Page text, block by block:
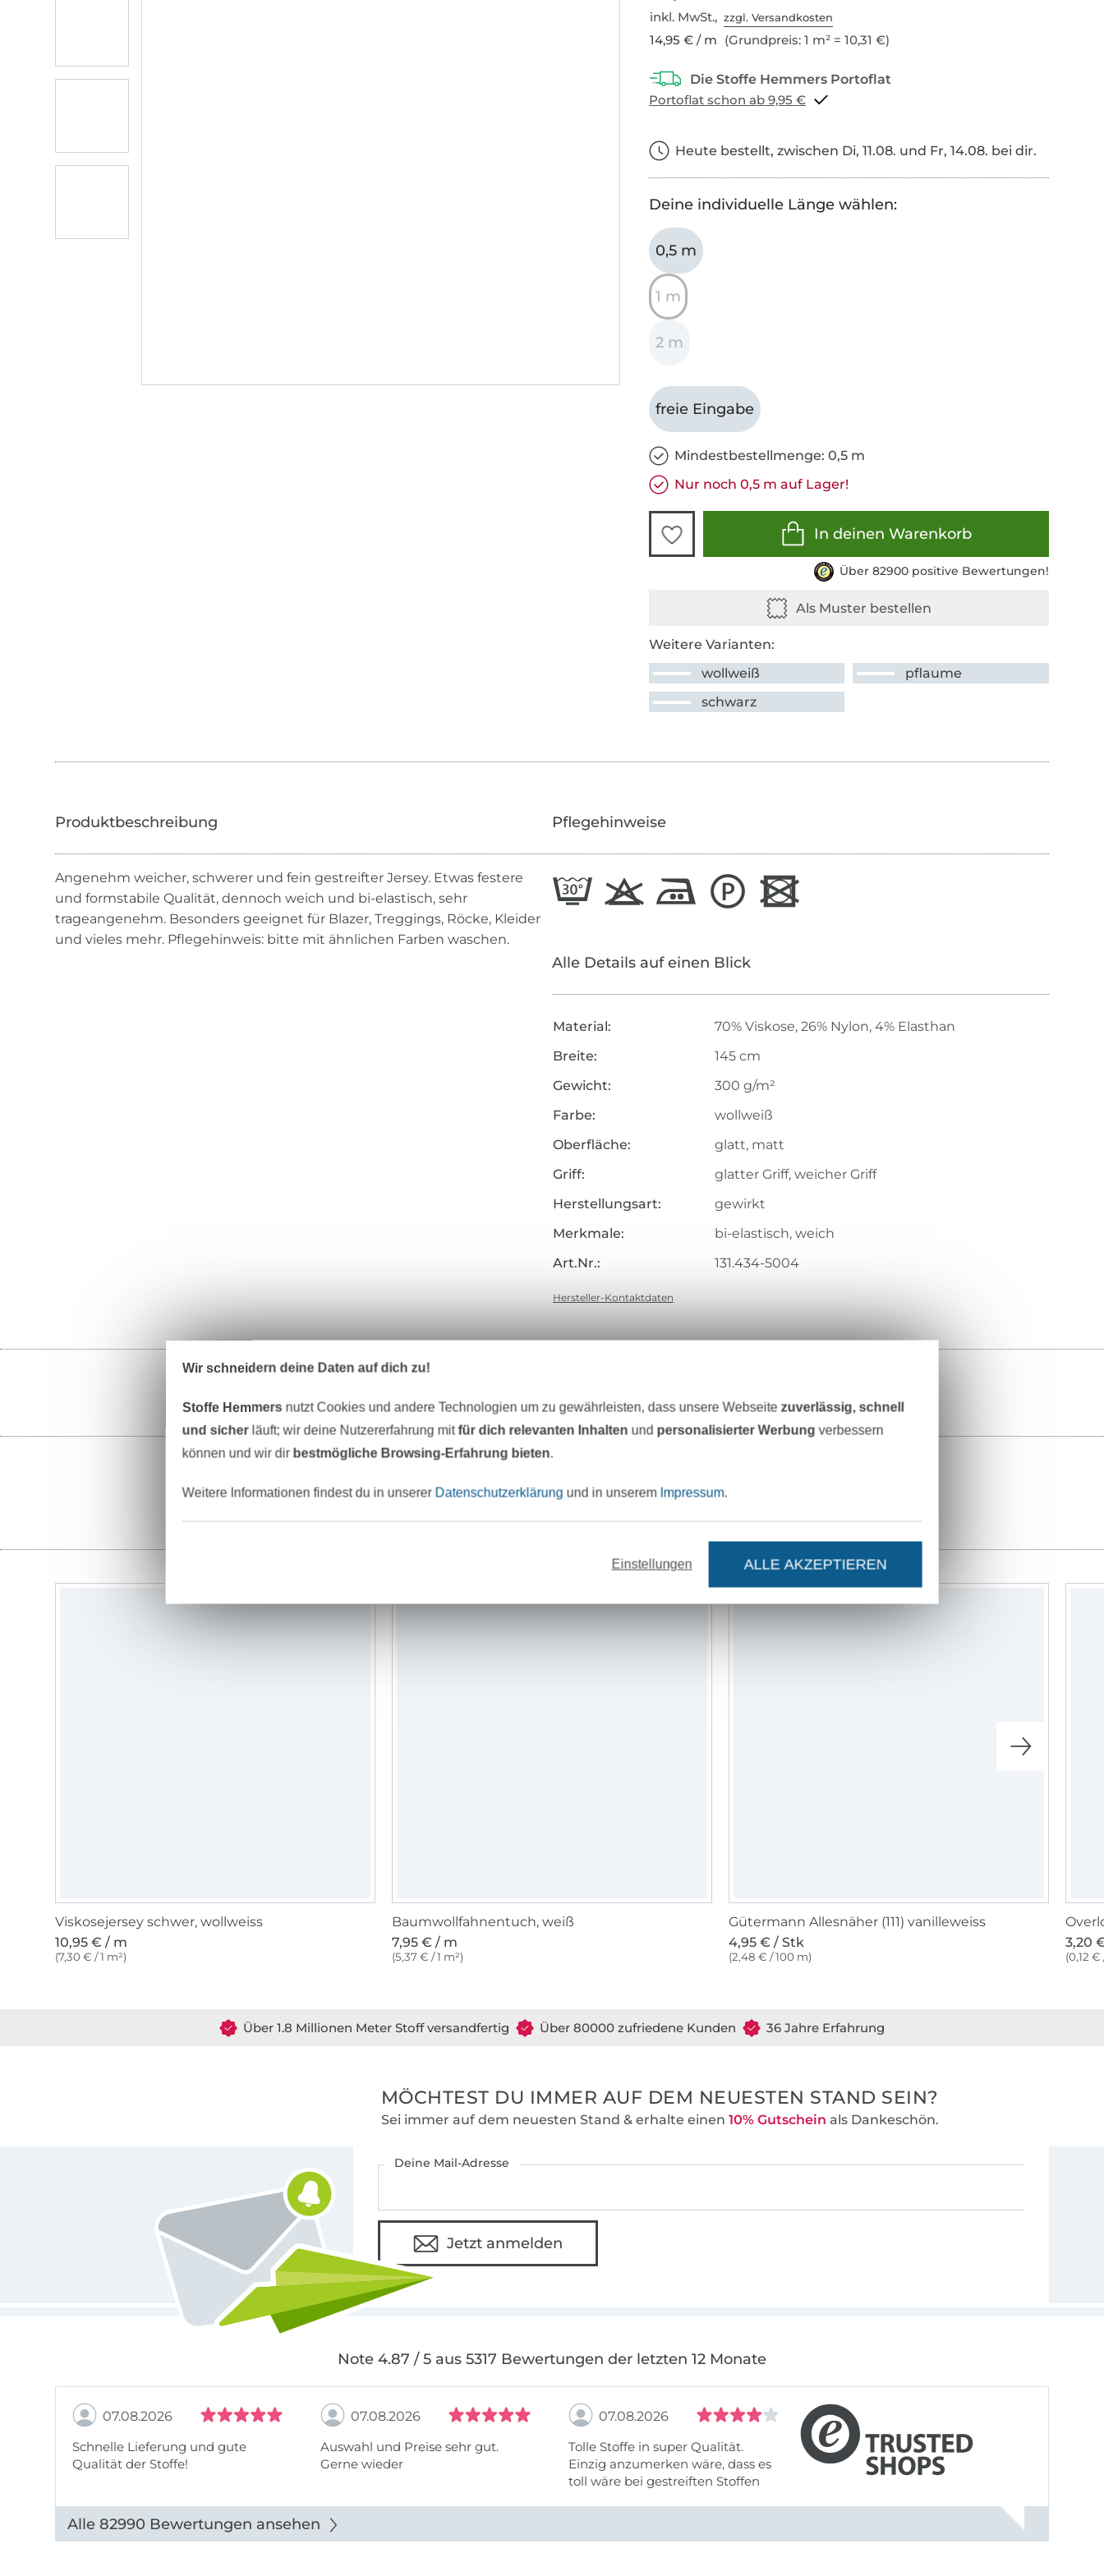
inkl. MwSt.,zzgl. Versandkosten
14,95 € / m (Grundpreis: 1 m² = 10,31 €)
Portoflat schon ab 9,95 €
Heute bestellt, zwischen Di, 11.08. und Fr, 14.08. bei dir.
Deine individuelle Länge wählen:
0,5 m
1 m
2 m
freie Eingabe
Mindestbestellmenge: 0,5 m
Nur noch 0,5 m auf Lager!
In deinen Warenkorb
Über 82900 positive Bewertungen!
Weitere Varianten:
wollweiß
pflaume
schwarz
Angenehm weicher, schwerer und fein gestreifter Jersey. Etwas festere
und formstabile Qualität, dennoch weich und bi-elastisch, sehr
trageangenehm. Besonders geeignet für Blazer, Treggings, Röcke, Kleider
und vieles mehr. Pflegehinweis: bitte mit ähnlichen Farben waschen.
Pflegehinweise
Alle Details auf einen Blick
Material:
70% Viskose, 26% Nylon, 4% Elasthan
Breite:
145 cm
Gewicht:
300 g/m²
Farbe:
wollweiß
Oberfläche:
glatt, matt
Griff:
glatter Griff, weicher Griff
Herstellungsart:
gewirkt
Merkmale:
bi-elastisch, weich
Art.Nr.:
131.434-5004
Hersteller-Kontaktdaten
Stoffe Garne Nähzubehör Schnittmuster
Viskosejersey schwer, wollweiss
10,95 € / m
(7,30 € / 1 m²)
Baumwollfahnentuch, weiß
7,95 € / m
(5,37 € / 1 m²)
Gütermann Allesnäher (111) vanilleweiss
4,95 € / Stk
(2,48 € / 100 m)
3,20
(0,12 €
Über 1.8 Millionen Meter Stoff versandfertig Über 80000 zufriedene Kunden 36 Jahre Erfahrung
MÖCHTEST DU IMMER AUF DEM NEUESTEN STAND SEIN?
Sei immer auf dem neuesten Stand & erhalte einen 10% Gutschein als Dankeschön.
Deine Mail-Adresse
Jetzt anmelden
Note 4.87 / 5 aus 5317 Bewertungen der letzten 12 Monate
07.08.2026
Schnelle Lieferung und gute
Qualität der Stoffe!
07.08.2026
Auswahl und Preise sehr gut.
Gerne wieder
07.08.2026
Tolle Stoffe in super Qualität.
Einzig anzumerken wäre, dass es
toll wäre bei gestreiften Stoffen
Alle 82990 Bewertungen ansehen
Wir schneidern deine Daten auf dich zu!
Stoffe Hemmers nutzt Cookies und andere Technologien um zu gewährleisten, dass unsere Webseitezuverlässig, schnell
und sicherläuft; wir deine Nutzererfahrung mitfür dich relevanten Inhalten und personalisierter Werbung verbessern
können und wir dir bestmögliche Browsing-Erfahrung bieten.
Weitere Informationen findest du in unserer Datenschutzerklärung und in unserem Impressum.
Einstellungen ALLE AKZEPTIEREN